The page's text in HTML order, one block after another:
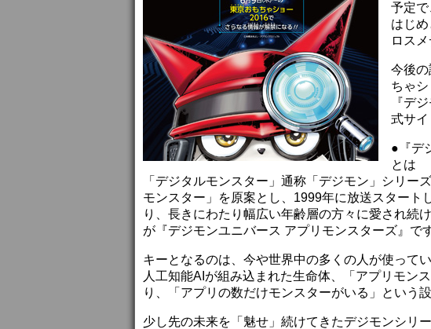
予定
はじ
ロス
今後
ちゃ
『デ
式サイ
●『デ
とは
「デジタルモンスター」通称「デジモン」シリー
モンスター」を原案とし、1999年に放送スタート
り、長きにわたり幅広い年齢層の方々に愛され続
が『デジモンユニバース アプリモンスターズ』です
キーとなるのは、今や世界中の多くの人が使って
人工知能AIが組み込まれた生命体、「アプリモン
り、「アプリの数だけモンスターがいる」という設
少し先の未来を「魅せ」続けてきたデジモンシリー